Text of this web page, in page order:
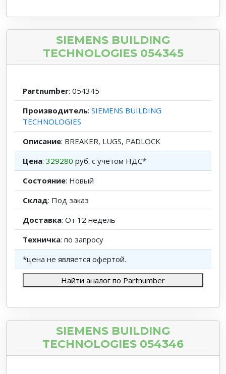
SIEMENS BUILDING
TECHNOLOGIES 054345
Partnumber: 054345
Производитель: SIEMENS BUILDING
TECHNOLOGIES
Описание: BREAKER, LUGS, PADLOCK
Цена: 329280 руб. с учётом НДС*
Состояние: Новый
Склад: Под заказ
Доставка: От 12 недель
Техничка: по запросу
*цена не является офертой.
Найти аналог по Partnumber
SIEMENS BUILDING
TECHNOLOGIES 054346